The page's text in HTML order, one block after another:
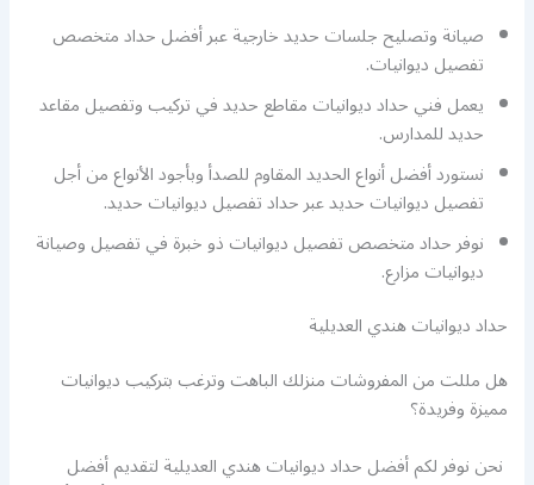
صيانة وتصليح جلسات حديد خارجية عبر أفضل حداد متخصص
تفصيل ديوانيات.
يعمل فني حداد ديوانيات مقاطع حديد في تركيب وتفصيل مقاعد
حديد للمدارس.
نستورد أفضل أنواع الحديد المقاوم للصدأ وبأجود الأنواع من أجل
تفصيل ديوانيات حديد عبر حداد تفصيل ديوانيات حديد.
نوفر حداد متخصص تفصيل ديوانيات ذو خبرة في تفصيل وصيانة
ديوانيات مزارع.
حداد ديوانيات هندي العديلية
هل مللت من المفروشات منزلك الباهت وترغب بتركيب ديوانيات
مميزة وفريدة؟
نحن نوفر لكم أفضل حداد ديوانيات هندي العديلية لتقديم أفضل